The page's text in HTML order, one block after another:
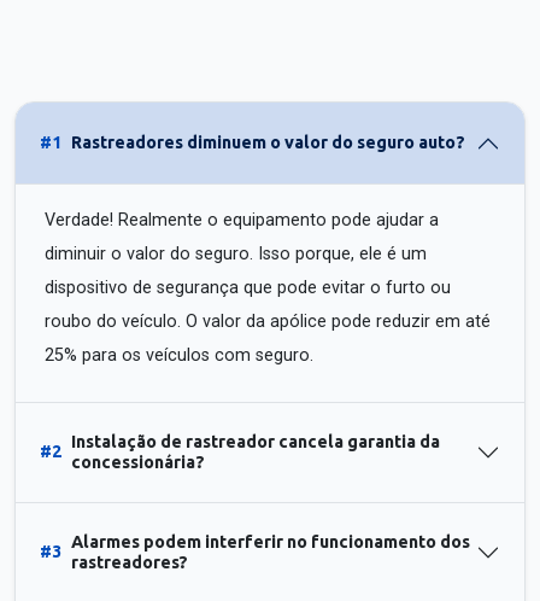
#1 Rastreadores diminuem o valor do seguro auto?
Verdade! Realmente o equipamento pode ajudar a
diminuir o valor do seguro. Isso porque, ele é um
dispositivo de segurança que pode evitar o furto ou
roubo do veículo. O valor da apólice pode reduzir em até
25% para os veículos com seguro.
#2
Instalação de rastreador cancela garantia da
concessionária?
#3
Alarmes podem interferir no funcionamento dos
rastreadores?